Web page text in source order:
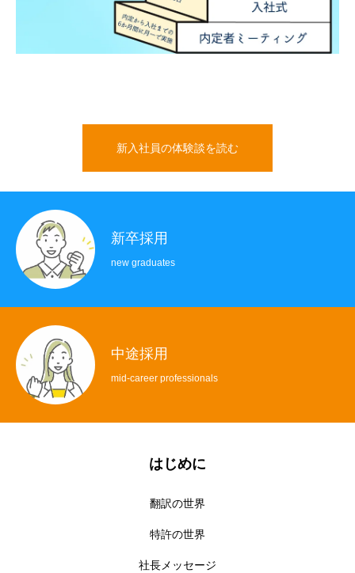
はじめに
基本を知る
新入社員の体験談を読む
新卒採用
new graduates
中途採用
mid-career professionals
はじめに
翻訳の世界
特許の世界
社長メッセージ